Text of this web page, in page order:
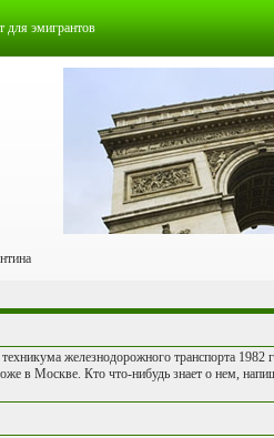
для эмигрантов
железнодорожного транспорта
в Москве. Кто что-нибудь знает о нем,